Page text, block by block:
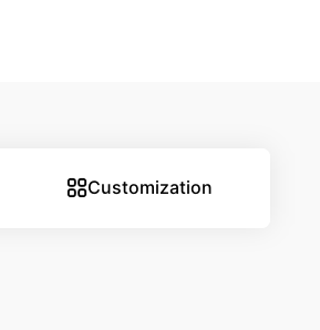
Customization